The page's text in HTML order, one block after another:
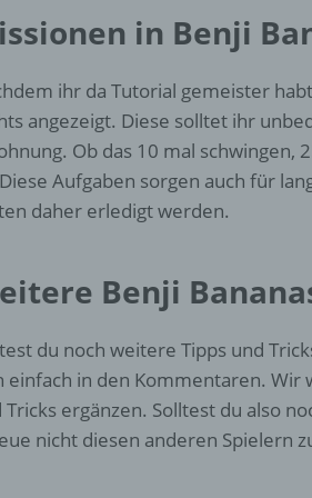
in Benji
ihr da Tutorial gemeister
angezeigt. Diese solltet ihr
Ob das 10 mal schwingen,
Aufgaben sorgen auch für
daher erledigt werden.
Benji
du noch weitere Tipps und
einfach in den Kommentaren.
Tricks ergänzen. Solltest du also
nicht diesen anderen Spielern
Einschränkung der Verarbeitung ist die
personenbezogener Daten mit dem
einzuschränken.
e) Profiling
personenbezogenen Daten verwendet
persönliche Aspekte, die sich auf eine
wirtschaftlicher Lage, Gesundheit,
Zuverlässigkeit, Verhalten,
natürlichen Person zu analysieren